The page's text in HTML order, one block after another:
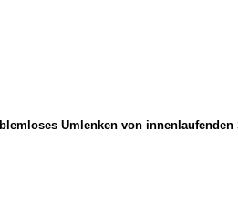
Umlenken von innenlaufenden